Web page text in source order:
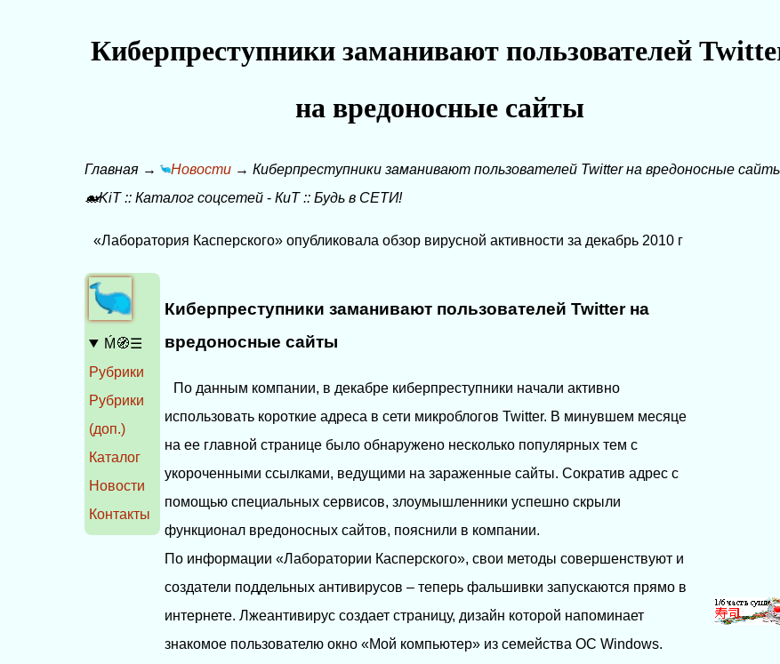
Киберпреступники заманивают пользователей
на вредоносные сайты
Главная → Новости →Киберпреступники заманивают пользователей Twitter на вредоносные
🐋KiT::Каталог соцсетей -КиТ::Будь в СЕТИ!
«Лаборатория Касперского» опубликовала обзор вирусной активности за декабрь 2010 г
Киберпреступники заманивают пользователей Twitter на
вредоносные сайты
По данным компании, в декабре киберпреступники начали активно
использовать короткие адреса в сети микроблогов Twitter. В минувшем месяце
на ее главной странице было обнаружено несколько популярных тем с
укороченными ссылками, ведущими на зараженные сайты. Сократив адрес с
помощью специальных сервисов, злоумышленники успешно скрыли
функционал вредоносных сайтов, пояснили в компании.
По информации «Лаборатории Касперского», свои методы совершенствуют и
создатели поддельных антивирусов – теперь фальшивки запускаются прямо в
интернете. Лжеантивирус создает страницу, дизайн которой напоминает
знакомое пользователю окно «Мой компьютер» из семейства ОС Windows.
Ḿ🧭☰
Рубрики
Рубрики
(доп.)
Каталог
Новости
Контакты